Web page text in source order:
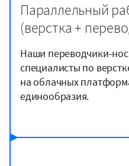
Параллельный
(верстка +
Наши переводчики-
специалисты по
на облачных
единообразия.